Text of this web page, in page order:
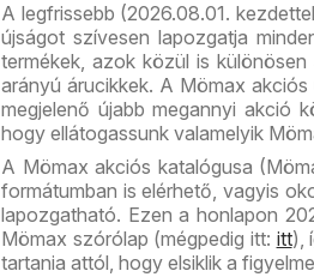
A legfrissebb (2026.08.01.
újságot szívesen lapozgatja
termékek, azok közül is
arányú árucikkek. A Mömax
megjelenő újabb megannyi akció
hogy ellátogassunk valamelyik
A Mömax akciós katalógusa
formátumban is elérhető, vagyis
lapozgatható. Ezen a honlapon
Mömax szórólap (mégpedig itt: itt),
tartania attól, hogy elsiklik a